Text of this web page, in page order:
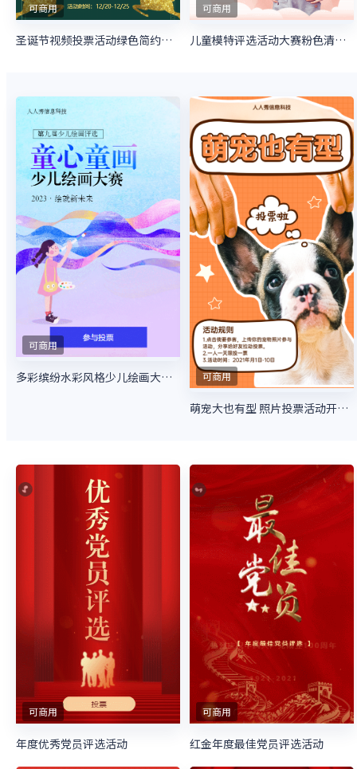
可商用
圣诞节视频投票活动绿色简约风格投票活动
可商用
儿童模特评选活动大赛粉色清新微信投票活动
可商用
多彩缤纷水彩风格少儿绘画大赛投票活动 可商用
萌宠大也有型 照片投票活动开始啦
可商用
年度优秀党员评选活动
可商用
红金年度最佳党员评选活动